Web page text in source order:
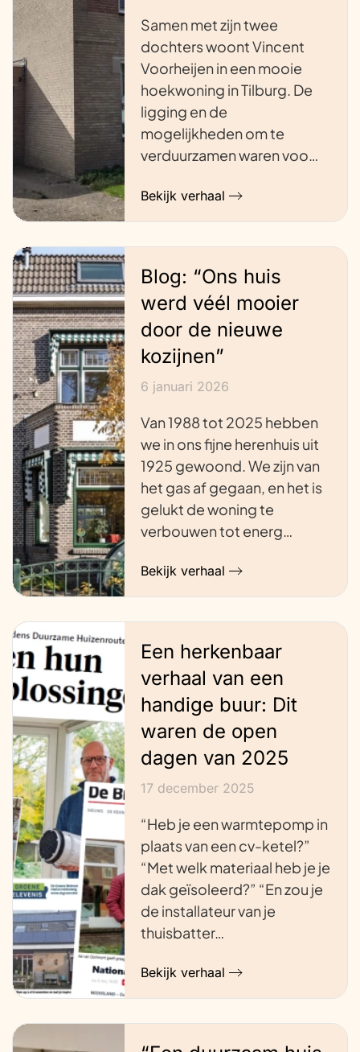
Samen met zijn twee
dochters woont Vincent
Voorheijen in een mooie
hoekwoning in Tilburg. De
ligging en de
mogelijkheden om te
verduurzamen waren voo…
Bekijk verhaal
Blog: “Ons huis
werd véél mooier
door de nieuwe
kozijnen”
6 januari 2026
Van 1988 tot 2025 hebben
we in ons fijne herenhuis uit
1925 gewoond. We zijn van
het gas af gegaan, en het is
gelukt de woning te
verbouwen tot energ…
Bekijk verhaal
Een herkenbaar
verhaal van een
handige buur: Dit
waren de open
dagen van 2025
17 december 2025
“Heb je een warmtepomp in
plaats van een cv-ketel?”
“Met welk materiaal heb je je
dak geïsoleerd?” “En zou je
de installateur van je
thuisbatter…
Bekijk verhaal